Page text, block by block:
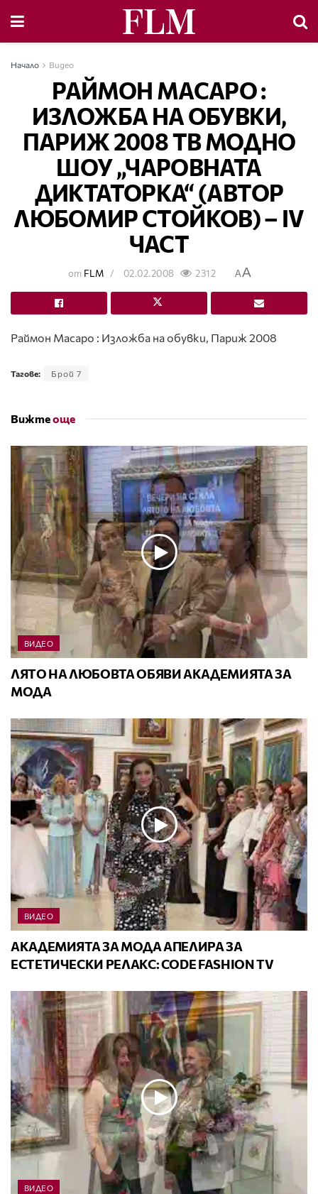
Начало Видео
РАЙМОН МАСАРО :
ИЗЛОЖБА НА ОБУВКИ,
ПАРИЖ 2008 ТВ МОДНО
ШОУ „ЧАРОВНАТА
ДИКТАТОРКА“ (АВТОР
ЛЮБОМИР СТОЙКОВ) – ІV
ЧАСТ
от FLM 02.02.2008 2312 AA
Раймон Масаро : Изложба на обувки, Париж 2008
Тагове: Брой 7
Вижтеоще
ВИДЕО
ЛЯТО НА ЛЮБОВТА ОБЯВИ АКАДЕМИЯТА ЗА
МОДА
ВИДЕО
АКАДЕМИЯТА ЗА МОДА АПЕЛИРА ЗА
ЕСТЕТИЧЕСКИ РЕЛАКС: CODE FASHION TV
ВИДЕО